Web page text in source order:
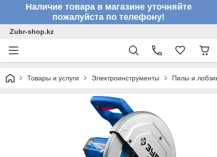
Наличие товара в магазине уточняйте
пожалуйста по телефону!
Zubr-shop.kz
Товары и услуги Электроинструменты Пилы и